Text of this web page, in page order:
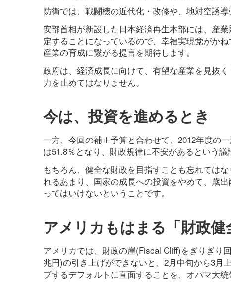
防衛では、戦闘機の近代化・改修や、地対空誘
安部首相が新設した日本経済再生本部には、産
定することになっているので、幸福実現党がか
産業の育成に繋がる提言を期待します。
政府は、経済成長に向けて、有望な産業を見抜
力を止めてはなりません。
今は、投資を進めるとき
一方、今回の補正予算と合わせて、2012年度の
は51.8％となり、財政規律に不安があるという
もちろん、健全な財政を目指すことも忘れては
れるあまり、国家の成長への投資をやめて、歳
ってはいけないということです。
アメリカもはまる「財政健
アメリカでは、財政の崖(Fiscal Cliff)をぎりぎり
兆円)の引き上げができないと、2月中旬から3月
プするデフォルトに直面することを、オバマ大統